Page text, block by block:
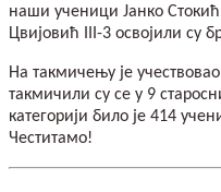
наши ученици Јанко
Цвијовић III-3 освојили су
На такмичењу је
такмичили су се у 9
категорији било је 414
Честитамо!